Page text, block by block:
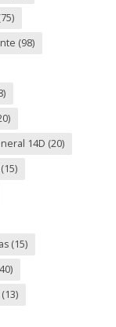
(98)
14D (20)
(15)
(15)
(13)